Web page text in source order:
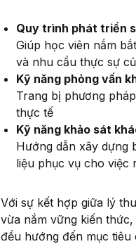
Quy trình phát triển
Giúp học viên nắm
và nhu cầu thực sự
Kỹ năng phỏng vấn
Trang bị phương
thực tế
Kỹ năng khảo sát
Hướng dẫn xây dựng
liệu phục vụ cho việc
Với sự kết hợp giữa lý
vừa nắm vững kiến
đều hướng đến mục tiêu